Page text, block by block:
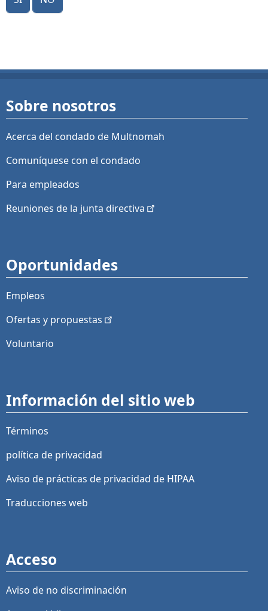
Sobre nosotros
Acerca del condado de Multnomah
Comuníquese con el condado
Para empleados
Reuniones de la junta directiva
Oportunidades
Empleos
Ofertas y propuestas
Voluntario
Información del sitio web
Términos
política de privacidad
Aviso de prácticas de privacidad de HIPAA
Traducciones web
Acceso
Aviso de no discriminación